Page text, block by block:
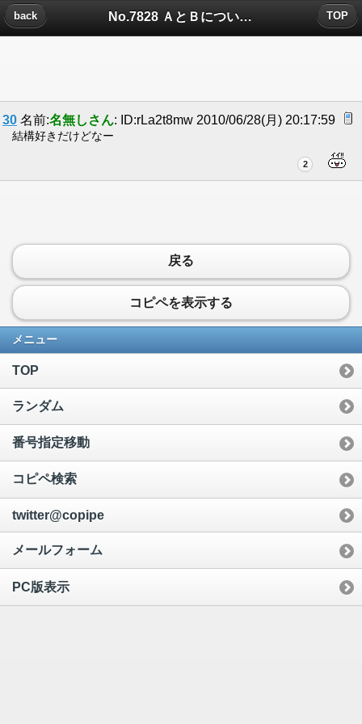
No.7828 ＡとＢについたコメント
back TOP
30 名前:名無しさん: ID:rLa2t8mw 2010/06/28(月) 20:17:59
結構好きだけどなー
2
戻る
コピペを表示する
メニュー
TOP
ランダム
番号指定移動
コピペ検索
twitter@copipe
メールフォーム
PC版表示